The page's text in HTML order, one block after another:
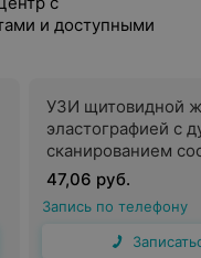
УЗИ щитовидной
эластографией с
сканированием
данного региона
47,06 руб.
Запись по телефону